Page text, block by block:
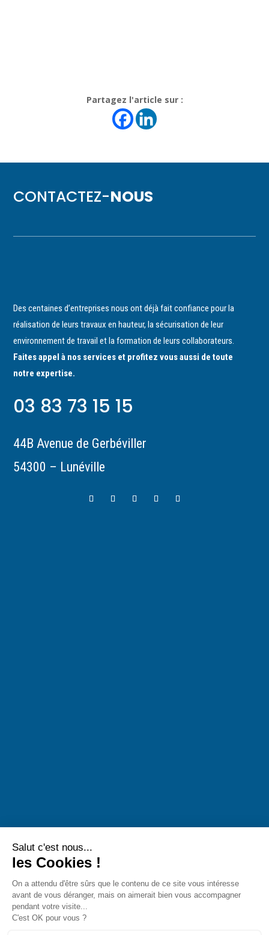
Partagez l'article sur :
CONTACTEZ-NOUS
Des centaines d’entreprises nous ont déjà fait confiance pour la
réalisation de leurs travaux en hauteur, la sécurisation de leur
environnement de travail et la formation de leurs collaborateurs.
Faites appel à nos services et profitez vous aussi de toute
notre expertise.
03 83 73 15 15
44B Avenue de Gerbéviller
54300 – Lunéville